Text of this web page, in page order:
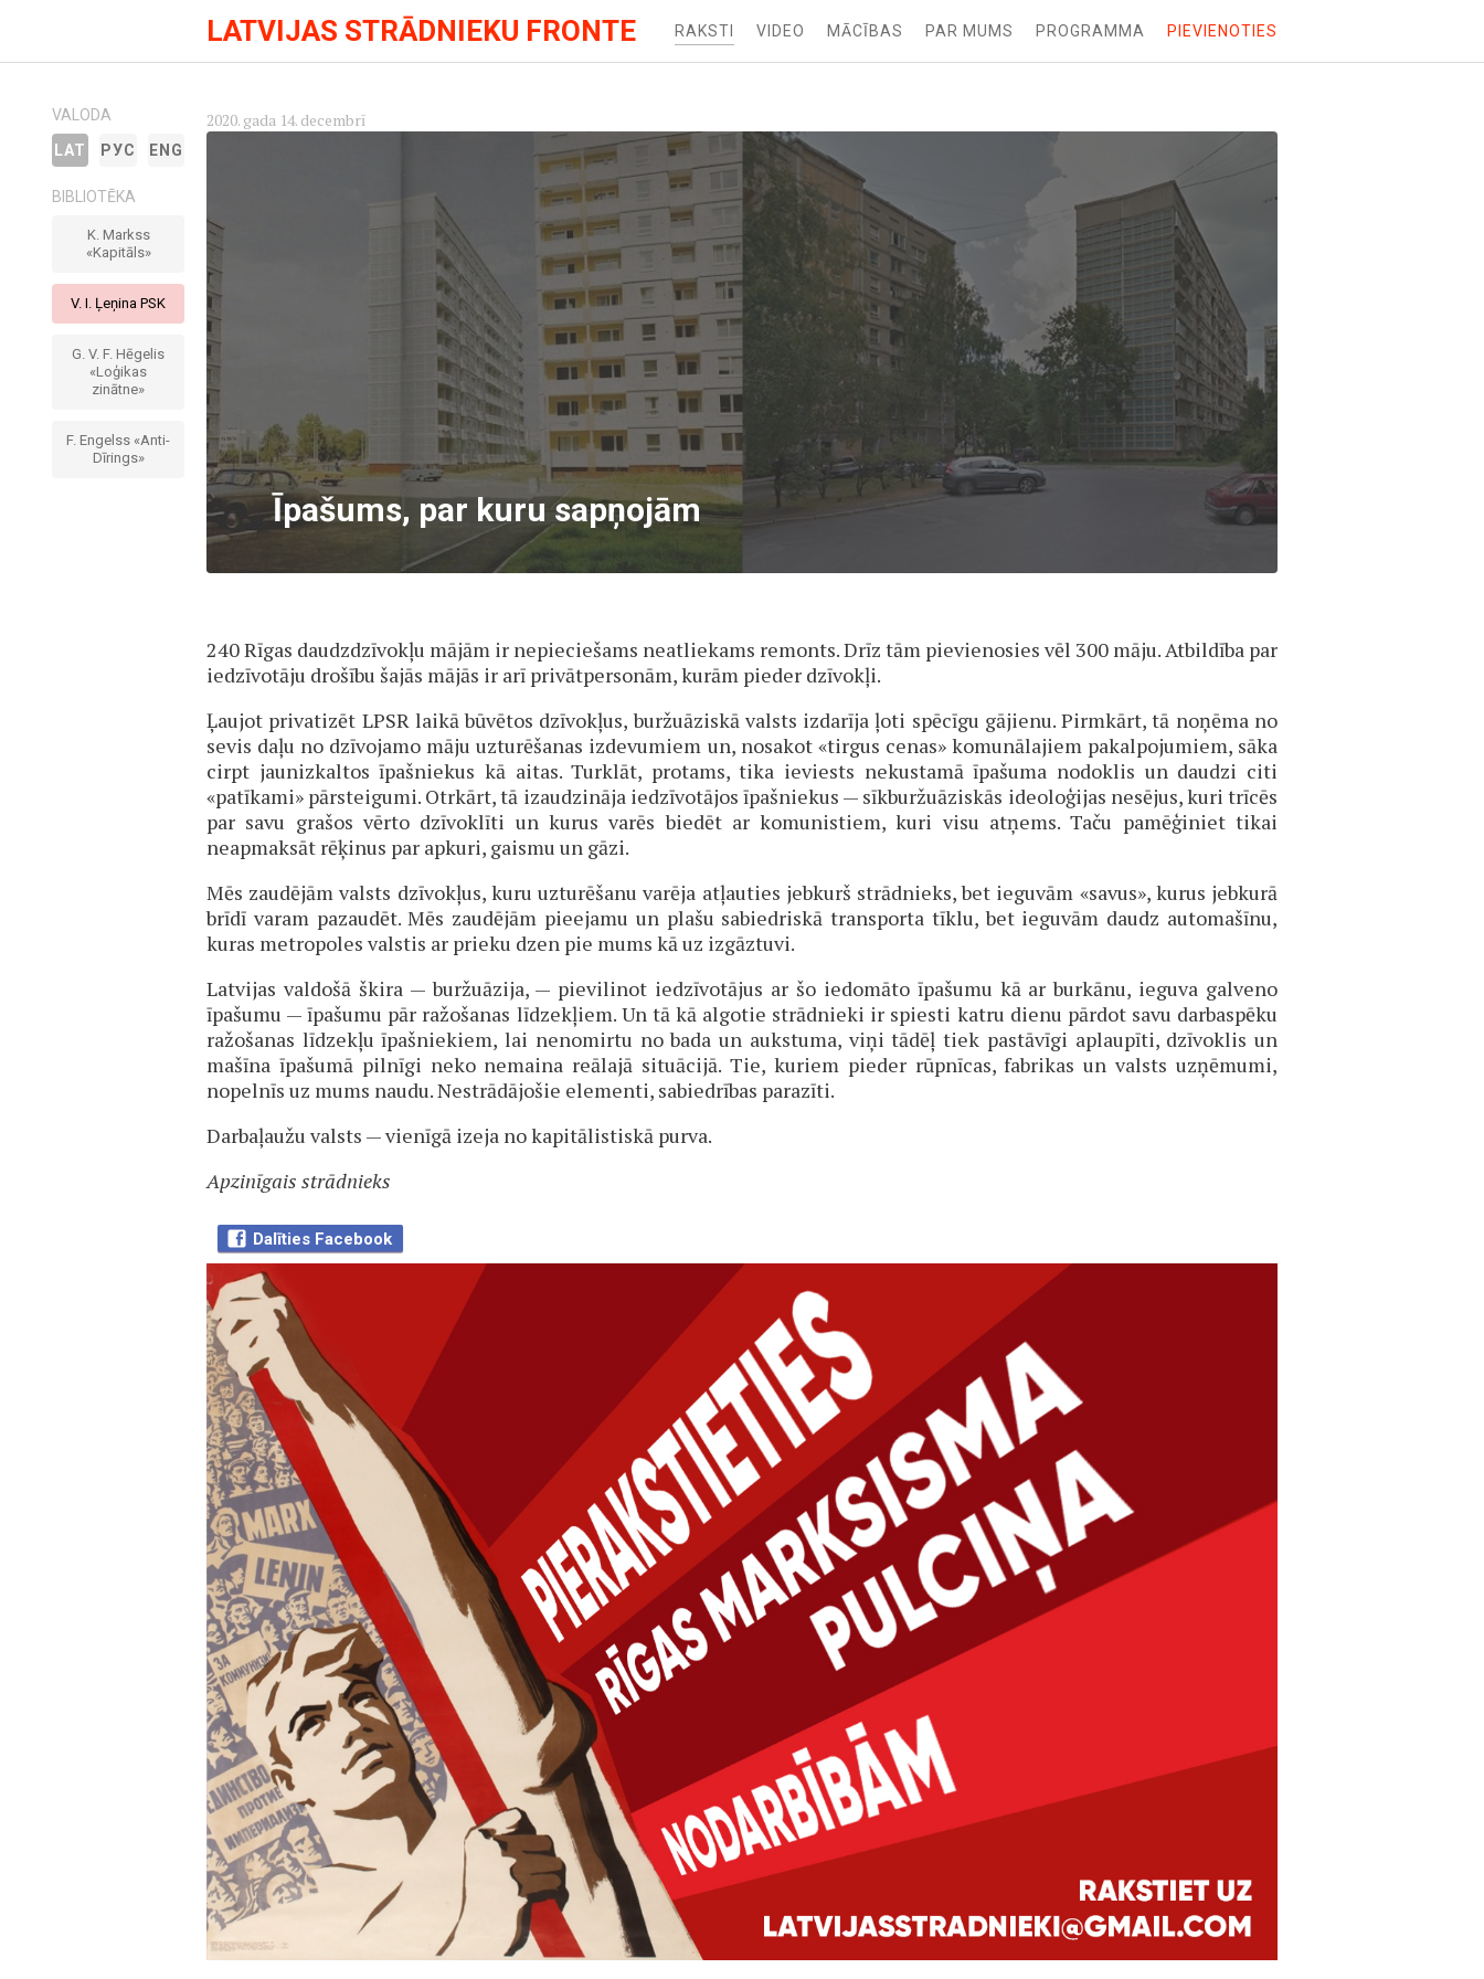
LATVIJAS STRĀDNIEKU FRONTE RAKSTI VIDEO MĀCĪBAS PAR MUMS PROGRAMMA PIEVIENOTIES
VALODA
LAT
РУС ENG
BIBLIOTĒKA
K. Markss
«Kapitāls»
V. I. Ļeņina PSK
G. V. F. Hēgelis
«Loģikas
zinātne»
F. Engelss «Anti-
Dīrings»
2020. gada 14. decembrī
Īpašums, par kuru sapņojām
240 Rīgas daudzdzīvokļu mājām ir nepieciešams neatliekams remonts. Drīz tām pievienosies vēl 300 māju. Atbildība par
iedzīvotāju drošību šajās mājās ir arī privātpersonām, kurām pieder dzīvokļi.
Ļaujot privatizēt LPSR laikā būvētos dzīvokļus, buržuāziskā valsts izdarīja ļoti spēcīgu gājienu. Pirmkārt, tā noņēma no
sevis daļu no dzīvojamo māju uzturēšanas izdevumiem un, nosakot «tirgus cenas» komunālajiem pakalpojumiem, sāka
cirpt jaunizkaltos īpašniekus kā aitas. Turklāt, protams, tika ieviests nekustamā īpašuma nodoklis un daudzi citi
«patīkami» pārsteigumi. Otrkārt, tā izaudzināja iedzīvotājos īpašniekus — sīkburžuāziskās ideoloģijas nesējus, kuri trīcēs
par savu grašos vērto dzīvoklīti un kurus varēs biedēt ar komunistiem, kuri visu atņems. Taču pamēģiniet tikai
neapmaksāt rēķinus par apkuri, gaismu un gāzi.
Mēs zaudējām valsts dzīvokļus, kuru uzturēšanu varēja atļauties jebkurš strādnieks, bet ieguvām «savus», kurus jebkurā
brīdī varam pazaudēt. Mēs zaudējām pieejamu un plašu sabiedriskā transporta tīklu, bet ieguvām daudz automašīnu,
kuras metropoles valstis ar prieku dzen pie mums kā uz izgāztuvi.
Latvijas valdošā škira — buržuāzija, — pievilinot iedzīvotājus ar šo iedomāto īpašumu kā ar burkānu, ieguva galveno
īpašumu — īpašumu pār ražošanas līdzekļiem. Un tā kā algotie strādnieki ir spiesti katru dienu pārdot savu darbaspēku
ražošanas līdzekļu īpašniekiem, lai nenomirtu no bada un aukstuma, viņi tādēļ tiek pastāvīgi aplaupīti, dzīvoklis un
mašīna īpašumā pilnīgi neko nemaina reālajā situācijā. Tie, kuriem pieder rūpnīcas, fabrikas un valsts uzņēmumi,
nopelnīs uz mums naudu. Nestrādājošie elementi, sabiedrības parazīti.
Darbaļaužu valsts — vienīgā izeja no kapitālistiskā purva.
Apzinīgais strādnieks
Dalīties Facebook